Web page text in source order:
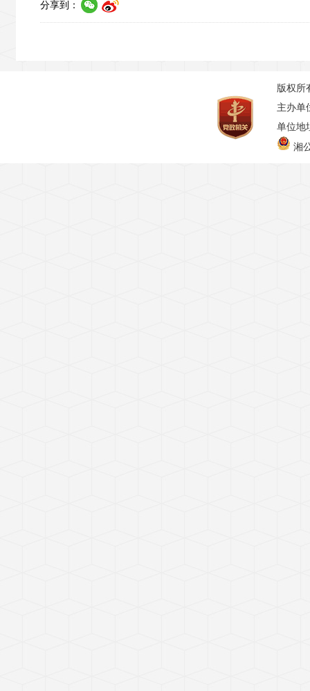
分享到：
版权所
主办单
单位地
湘